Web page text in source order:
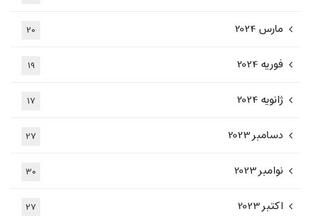
مارس 2024 20
فوریه 2024 19
ژانویه 2024 17
دسامبر 2023 27
نوامبر 2023 30
اکتبر 2023 27